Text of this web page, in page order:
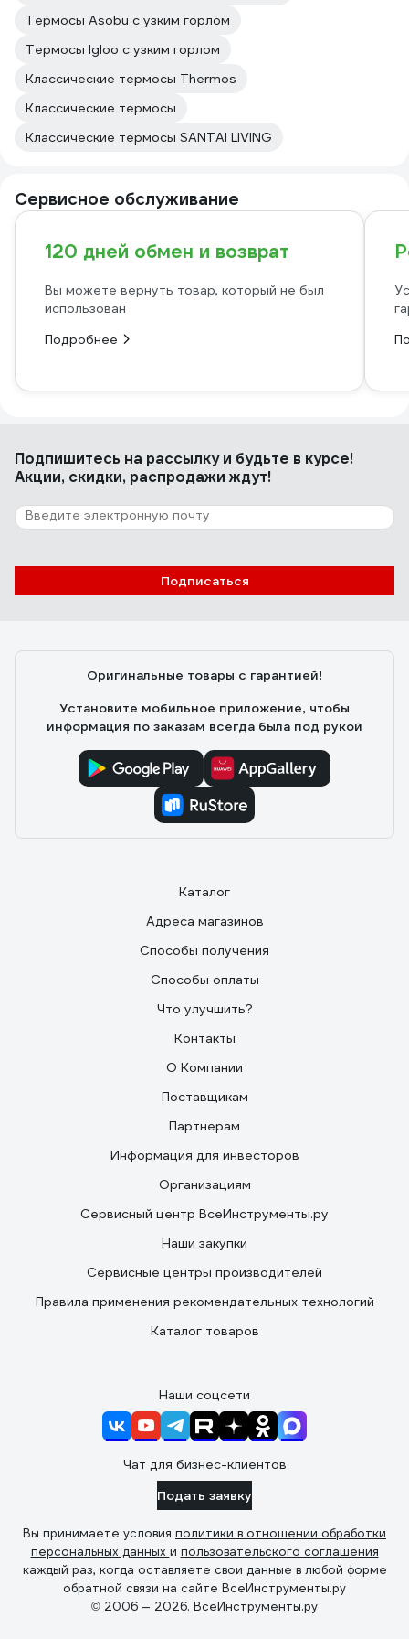
Термосы Asobu с узким горлом
Термосы Igloo с узким горлом
Классические термосы Thermos
Классические термосы
Классические термосы SANTAI LIVING
Сервисное обслуживание
120 дней обмен и возврат
Вы можете вернуть товар, который не был
использован
Подробнее
Подпишитесь на рассылкуи будьте в курсе!
Акции, скидки, распродажи ждут!
Подписаться
Оригинальные товары с гарантией!
Установите мобильное приложение, чтобы
информация по заказам всегда была под рукой
Каталог
Адреса магазинов
Способы получения
Способы оплаты
Что улучшить?
Контакты
О Компании
Поставщикам
Партнерам
Информация для инвесторов
Организациям
Сервисный центр ВсеИнструменты.ру
Наши закупки
Сервисные центры производителей
Правила применения рекомендательных технологий
Каталог товаров
Наши соцсети
Чат для бизнес-клиентов
Подать заявку
Вы принимаете условия политики в отношении обработки
персональных данных и пользовательского соглашения
каждый раз, когда оставляете свои данные в любой форме
обратной связи на сайте ВсеИнструменты.ру
© 2006 — 2026. ВсеИнструменты.ру